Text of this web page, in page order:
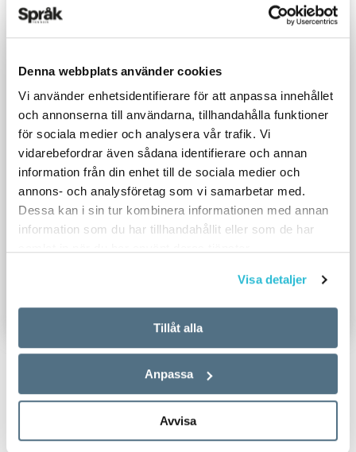
Denna webbplats använder cookies
Vi använder enhetsidentifierare för att anpassa innehållet
och annonserna till användarna, tillhandahålla funktioner
för sociala medier och analysera vår trafik. Vi
vidarebefordrar även sådana identifierare och annan
information från din enhet till de sociala medier och
annons- och analysföretag som vi samarbetar med.
Dessa kan i sin tur kombinera informationen med annan
information som du har tillhandahållit eller som de har
Visa detaljer
Tillåt alla
Anpassa
Avvisa
TEXT: LINDA FORSELL